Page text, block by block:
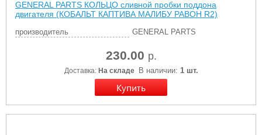
GENERAL PARTS КОЛЬЦО сливной пробки поддона
двигателя (КОБАЛЬТ КАПТИВА МАЛИБУ РАВОН R2)
производитель GENERAL PARTS
230.00 р.
Доставка: На складе В наличии: 1 шт.